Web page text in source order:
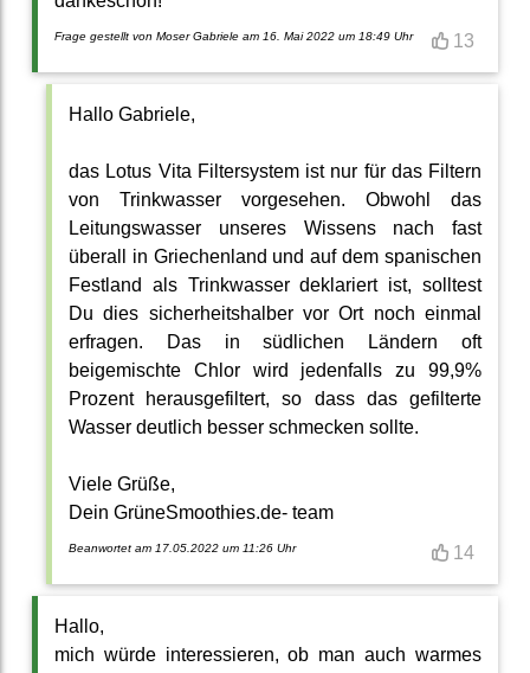
Frage gestellt von Moser Gabriele am 16. Mai 2022 um 18:49 Uhr 13
Hallo Gabriele,
das Lotus Vita Filtersystem ist nur für das Filtern
von Trinkwasser vorgesehen. Obwohl das
Leitungswasser unseres Wissens nach fast
überall in Griechenland und auf dem spanischen
Festland als Trinkwasser deklariert ist, solltest
Du dies sicherheitshalber vor Ort noch einmal
erfragen. Das in südlichen Ländern oft
beigemischte Chlor wird jedenfalls zu 99,9%
Prozent herausgefiltert, so dass das gefilterte
Wasser deutlich besser schmecken sollte.
Viele Grüße,
Dein GrüneSmoothies.de- team
Beanwortet am 17.05.2022 um 11:26 Uhr 14
Hallo,
mich würde interessieren, ob man auch warmes